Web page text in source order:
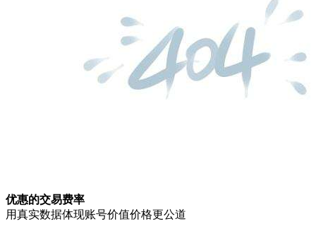
优惠的交易费率
用真实数据体现账号价值价格更公道